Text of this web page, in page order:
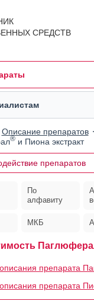
СРЕДСТВ
Описание препаратов
®и Пиона экстракт
препаратов
По
алфавиту
МКБ
препарата
препарата